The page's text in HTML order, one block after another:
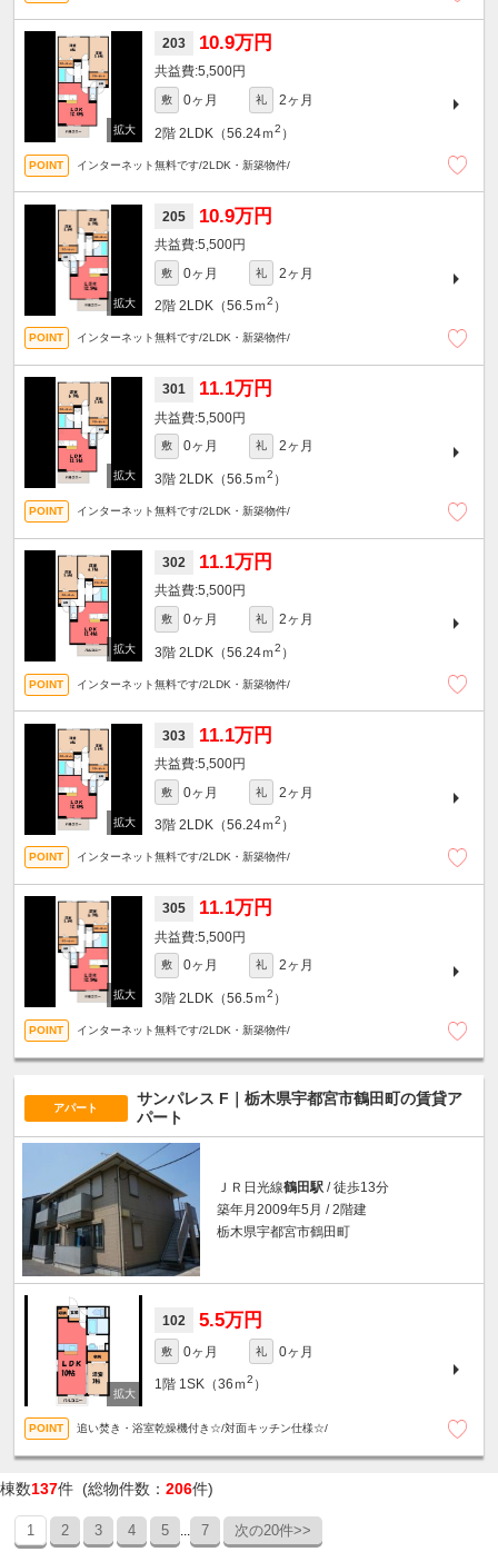
203 10.9万円
5,500円
敷 0ヶ月 礼 2ヶ月
2階 2LDK（56.24ｍ2 ）
インターネット無料です/2LDK・新築物件/
205 10.9万円
5,500円
敷 0ヶ月 礼 2ヶ月
2階 2LDK（56.5ｍ2 ）
インターネット無料です/2LDK・新築物件/
301 11.1万円
5,500円
敷 0ヶ月 礼 2ヶ月
3階 2LDK（56.5ｍ2 ）
インターネット無料です/2LDK・新築物件/
302 11.1万円
5,500円
敷 0ヶ月 礼 2ヶ月
3階 2LDK（56.24ｍ2 ）
インターネット無料です/2LDK・新築物件/
303 11.1万円
5,500円
敷 0ヶ月 礼 2ヶ月
3階 2LDK（56.24ｍ2 ）
インターネット無料です/2LDK・新築物件/
305 11.1万円
5,500円
敷 0ヶ月 礼 2ヶ月
3階 2LDK（56.5ｍ2 ）
インターネット無料です/2LDK・新築物件/
アパート
サンパレス F｜栃木県宇都宮市鶴田町の賃貸ア
パート
ＪＲ日光線鶴田駅 / 徒歩13分
築年月2009年5月 / 2階建
栃木県宇都宮市鶴田町
102 5.5万円
敷 0ヶ月 礼 0ヶ月
1階 1SK（36ｍ2 ）
追い焚き・浴室乾燥機付き☆/対面キッチン仕様☆/
棟数137件 (総物件数： 206件)
1 2 3 4 5 7 次の20件>>